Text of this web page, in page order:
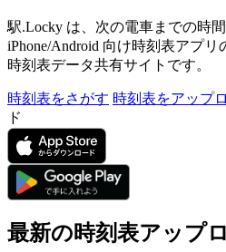
駅.Locky は、次の電車までの時
iPhone/Android 向け時刻表アプ
時刻表データ共有サイトです。
時刻表をさがす 時刻表をアップ
ド
最新の時刻表アップ